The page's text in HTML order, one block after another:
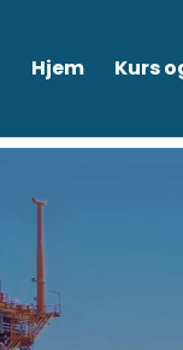
Hjem Kurs